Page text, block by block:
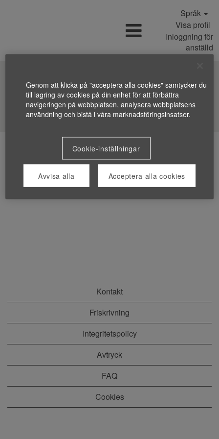
Språk
Visa profil
Inloggning för
anställd
Sök efter jobb
Kontakt
Friskrivning
Integritetspolicy
Avtryck
FAQ
Cookies
Genom att klicka på "acceptera alla cookies" samtycker du
till lagring av cookies på din enhet för att förbättra
navigeringen på webbplatsen, analysera webbplatsens
användning och bistå i våra marknadsföringsinsatser.
Cookie-inställningar
Avvisa alla Acceptera alla cookies